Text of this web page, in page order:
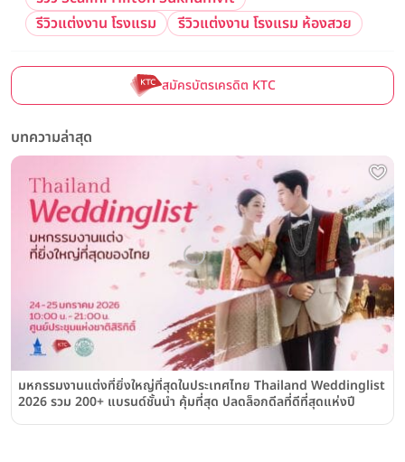
รีวิวแต่งงาน โรงแรม
รีวิวแต่งงาน โรงแรม ห้องสวย
สมัครบัตรเครดิต KTC
บทความล่าสุด
มหกรรมงานแต่งที่ยิ่งใหญ่ที่สุดในประเทศไทย Thailand Weddinglist
2026 รวม 200+ แบรนด์ชั้นนำ คุ้มที่สุด ปลดล็อกดีลที่ดีที่สุดแห่งปี